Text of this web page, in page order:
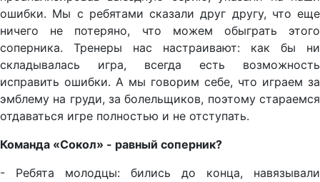
ошибки. Мы с ребятами сказали друг другу, что еще
ничего не потеряно, что можем обыграть этого
соперника. Тренеры нас настраивают: как бы ни
складывалась игра, всегда есть возможность
исправить ошибки. А мы говорим себе, что играем за
эмблему на груди, за болельщиков, поэтому стараемся
отдаваться игре полностью и не отступать.
Команда «Сокол» - равный соперник?
- Ребята молодцы: бились до конца, навязывали